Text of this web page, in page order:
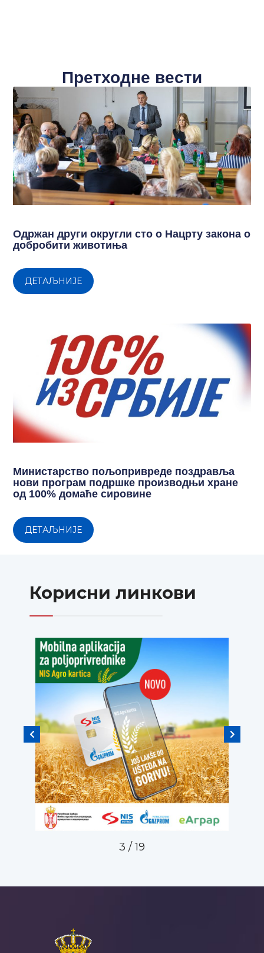
Претходне вести
Одржан други округли сто о Нацрту закона о
добробити животиња
ДЕТАЉНИЈЕ
Министарство пољопривреде поздравља
нови програм подршке производњи хране
од 100% домаће сировине
ДЕТАЉНИЈЕ
Корисни линкови
3 / 19